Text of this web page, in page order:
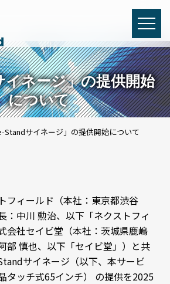
イネージ」の提供開始
について
Standサイネージ」の提供開始について
フィールド（本社：東京都渋谷
：中川 勲治、以下「ネクストフィ
会社セイビ堂（本社：茨城県鹿嶋
部 慎也、以下「セイビ堂」）と共
サイネージ（以下、本サービ
タッチ式65インチ） の提供を2025